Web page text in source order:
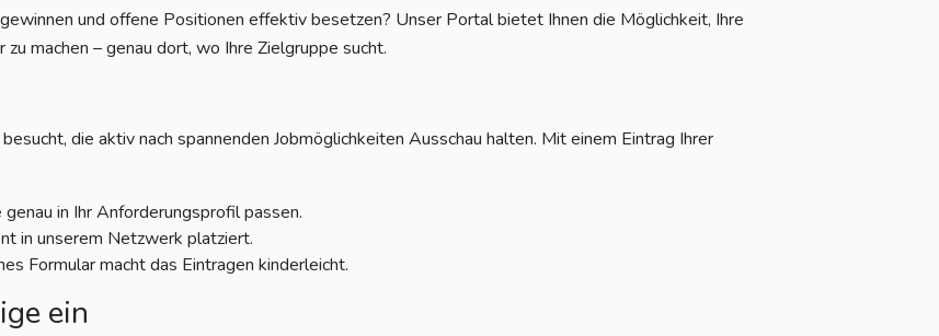
und offene Positionen effektiv besetzen? Unser Portal bietet Ihnen die Möglichkeit, Ihre
machen – genau dort, wo Ihre Zielgruppe sucht.
die aktiv nach spannenden Jobmöglichkeiten Ausschau halten. Mit einem Eintrag Ihrer
in Ihr Anforderungsprofil passen.
in unserem Netzwerk platziert.
Formular macht das Eintragen kinderleicht.
ein